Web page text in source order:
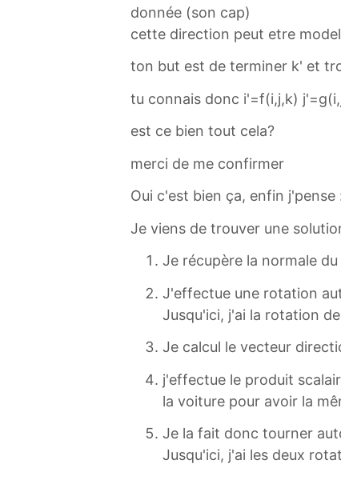
donnée (son cap)
cette direction peut etre
ton but est de terminer k' et
tu connais donc i'=f(i,j,k)
est ce bien tout cela?
merci de me confirmer
Oui c'est bien ça, enfin j'pense
Je viens de trouver une
Je récupère la normale du
J'effectue une rotation
Jusqu'ici, j'ai la rotation
Je calcul le vecteur
j'effectue le produit
la voiture pour avoir la
Je la fait donc tourner
Jusqu'ici, j'ai les deux